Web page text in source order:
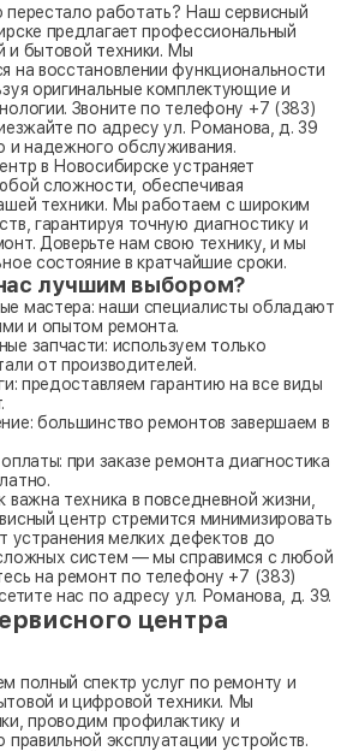
перестало работать? Наш сервисный
предлагает профессиональный
и бытовой техники. Мы
на восстановлении функциональности
оригинальные комплектующие и
Звоните по телефону +7 (383)
по адресу ул. Романова, д. 39
и надежного обслуживания.
в Новосибирске устраняет
сложности, обеспечивая
техники. Мы работаем с широким
гарантируя точную диагностику и
Доверьте нам свою технику, и мы
состояние в кратчайшие сроки.
лучшим выбором?
мастера: наши специалисты обладают
и опытом ремонта.
запчасти: используем только
от производителей.
предоставляем гарантию на все виды
большинство ремонтов завершаем в
при заказе ремонта диагностика
техника в повседневной жизни,
центр стремится минимизировать
устранения мелких дефектов до
систем — мы справимся с любой
на ремонт по телефону +7 (383)
нас по адресу ул. Романова, д. 39.
центра
полный спектр услуг по ремонту и
и цифровой техники. Мы
проводим профилактику и
правильной эксплуатации устройств.